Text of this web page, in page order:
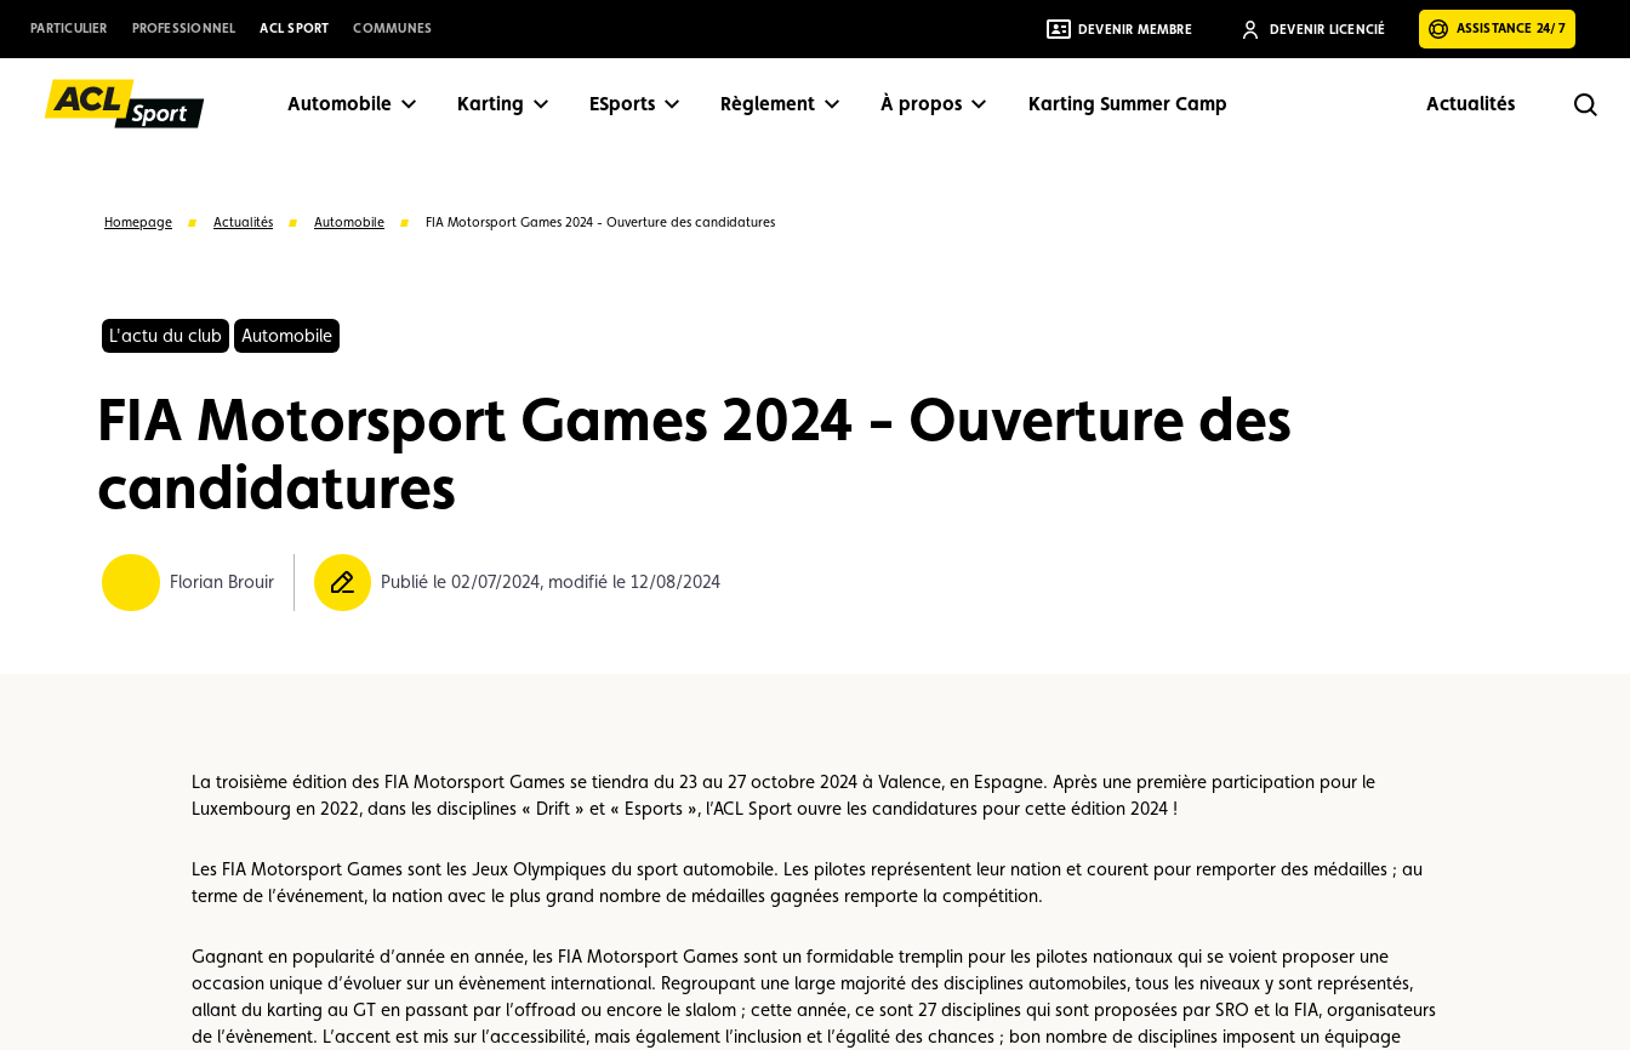
PARTICULIER PROFESSIONNEL ACL SPORT COMMUNES DEVENIR MEMBRE DEVENIR LICENCIÉ ASSISTANCE 24/7
Automobile Karting eSports Règlement À propos Karting Summer Camp Actualités
Suggestions
Formulaire licence Championnats auto
Homepage Actualités Automobile FIA Motorsport Games 2024 - Ouverture des candidatures
L'actu du club Automobile
FIA Motorsport Games 2024 - Ouverture des
candidatures
Florian Brouir Publié le 02/07/2024, modifié le 12/08/2024
La troisième édition des FIA Motorsport Games se tiendra du 23 au 27 octobre 2024 à Valence, en Espagne. Après une première participation pour le
Luxembourg en 2022, dans les disciplines « Drift » et « Esports », l’ACL Sport ouvre les candidatures pour cette édition 2024 !
Les FIA Motorsport Games sont les Jeux Olympiques du sport automobile. Les pilotes représentent leur nation et courent pour remporter des médailles ; au
terme de l’événement, la nation avec le plus grand nombre de médailles gagnées remporte la compétition.
Gagnant en popularité d’année en année, les FIA Motorsport Games sont un formidable tremplin pour les pilotes nationaux qui se voient proposer une
occasion unique d’évoluer sur un évènement international. Regroupant une large majorité des disciplines automobiles, tous les niveaux y sont représentés,
allant du karting au GT en passant par l’offroad ou encore le slalom ; cette année, ce sont 27 disciplines qui sont proposées par SRO et la FIA, organisateurs
de l’évènement. L’accent est mis sur l’accessibilité, mais également l’inclusion et l’égalité des chances ; bon nombre de disciplines imposent un équipage